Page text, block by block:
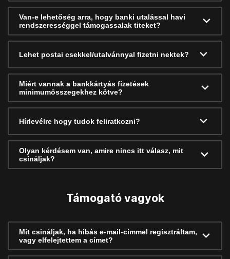
Van-e lehetőség arra, hogy banki utalással havi
rendszerességgel támogassalak titeket?
Lehet postai csekkel/utalvánnyal fizetni nektek?
Miért vannak a bankkártyás fizetések
minimumösszegekhez kötve?
Hírlevélre hogy tudok feliratkozni?
Olyan kérdésem van, amire nincs itt válasz, mit
csináljak?
Támogató vagyok
Mit csináljak, ha hibás e-mail-címmel regisztráltam,
vagy elfelejtettem a címet?